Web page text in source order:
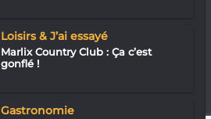
Loisirs & J’ai essayé
Marlix Country Club : Ça c’est
gonflé !
Gastronomie